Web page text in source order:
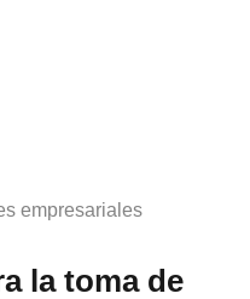
empresariales
la toma de